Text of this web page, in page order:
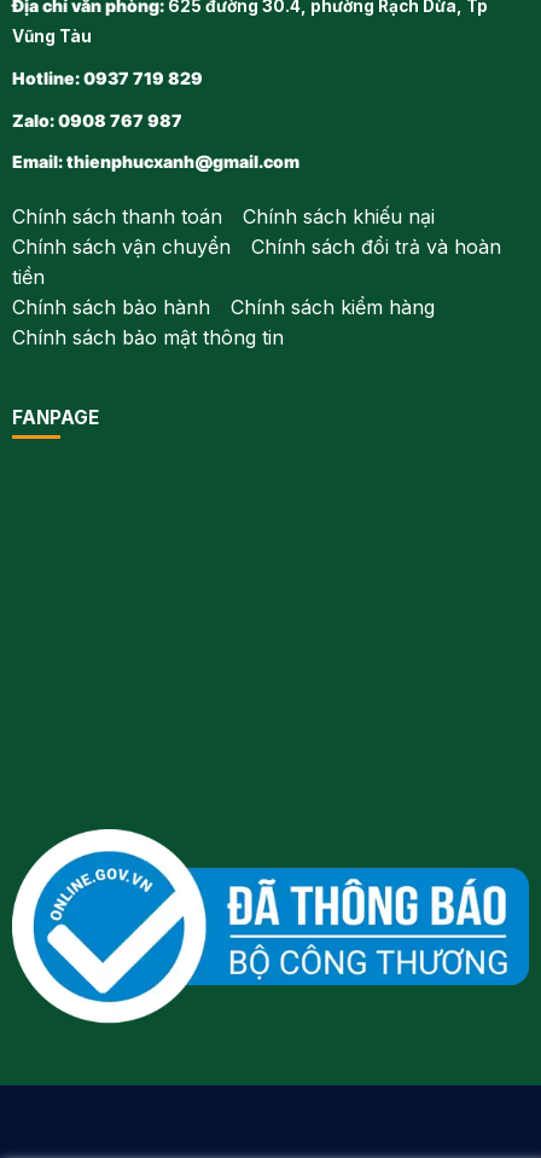
Địa chỉ văn phòng:625 đường 30.4, phường Rạch Dừa, Tp
Vũng Tàu
Hotline: 0937 719 829
Zalo: 0908 767 987
Email:thienphucxanh@gmail.com
Chính sách thanh toán- Chính sách khiếu nại
Chính sách vận chuyển- Chính sách đổi trả và hoàn
tiền
Chính sách bảo hành- Chính sách kiểm hàng
Chính sách bảo mật thông tin
FANPAGE